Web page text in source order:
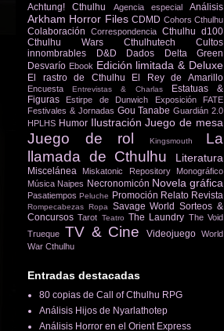
Achtung! Cthulhu Agencia especial Análisis
Arkham Horror Files CDMD Cohors Cthulhu
Colaboración Correspondencia Cthulhu d100
Cthulhu Wars
Cthulhutech
Cultos
innombrables
D&D Dados
Delta Green
Desvarío Ebook Edición limitada & Deluxe
El rastro de Cthulhu El Rey de Amarillo
Encuesta Entrevistas & Charlas
Estatuas &
Figuras
Estirpe de Dunwich Exposición
FATE
Festivales & Jornadas Gou Tanabe Guardián 2.0
HPLHS Humor Ilustración Juego de mesa
Juego de rol Kingsmouth
La
llamada de Cthulhu
Literatura
Miscelánea Miskatonic Repository
Monográfico
Música Naipes Necronomicón Novela gráfica
Pasatiempos Peluche Promoción Relato Revista
Rompecabezas Ropa Savage World Sorteos &
Concursos Tarot Teatro The Laundry The Void
Trueque TV & Cine Videojuego World
War Cthulhu
Entradas destacadas
80 copias de Call of Cthulhu RPG
Análisis Hijos de Nyarlathotep
Análisis Horror en el Orient Express